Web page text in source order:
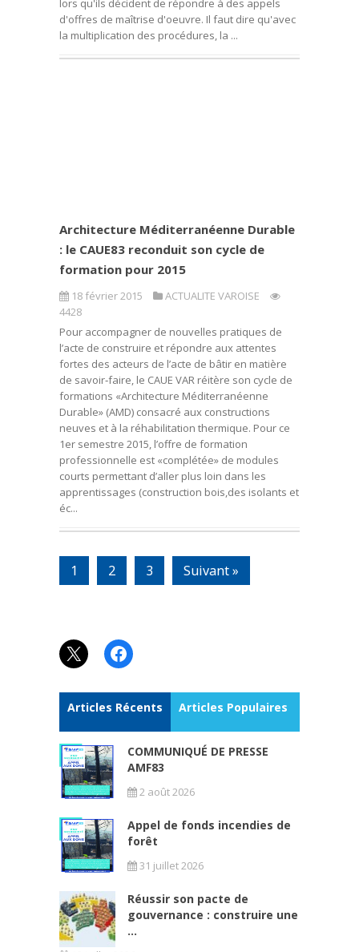
lors qu'ils décident de répondre à des appels
d'offres de maîtrise d'oeuvre. Il faut dire qu'avec
la multiplication des procédures, la ...
Architecture Méditerranéenne Durable
: le CAUE83 reconduit son cycle de
formation pour 2015
18 février 2015
ACTUALITE VAROISE
4428
Pour accompagner de nouvelles pratiques de
l’acte de construire et répondre aux attentes
fortes des acteurs de l’acte de bâtir en matière
de savoir‐faire, le CAUE VAR réitère son cycle de
formations «Architecture Méditerranéenne
Durable» (AMD) consacré aux constructions
neuves et à la réhabilitation thermique. Pour ce
1er semestre 2015, l’offre de formation
professionnelle est «complétée» de modules
courts permettant d’aller plus loin dans les
apprentissages (construction bois,des isolants et
éc...
1 2 3 Suivant »
X Facebook
Articles Récents Articles Populaires
COMMUNIQUÉ DE PRESSE
AMF83
2 août 2026
Appel de fonds incendies de
forêt
31 juillet 2026
Réussir son pacte de
gouvernance : construire une
...